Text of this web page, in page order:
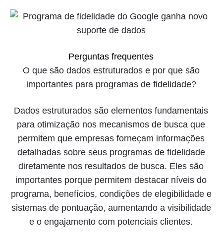
Perguntas frequentes
O que são dados estruturados e por que são
importantes para programas de fidelidade?
Dados estruturados são elementos fundamentais
para otimização nos mecanismos de busca que
permitem que empresas forneçam informações
detalhadas sobre seus programas de fidelidade
diretamente nos resultados de busca. Eles são
importantes porque permitem destacar níveis do
programa, benefícios, condições de elegibilidade e
sistemas de pontuação, aumentando a visibilidade
e o engajamento com potenciais clientes.